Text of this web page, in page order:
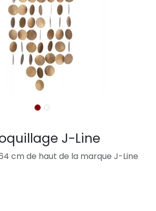
J-Line
cm de haut de la marque J-Line